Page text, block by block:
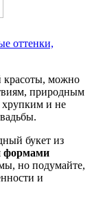
оттенки,
красоты, можно
природным
хрупким и не
букет из
формами
но подумайте,
и